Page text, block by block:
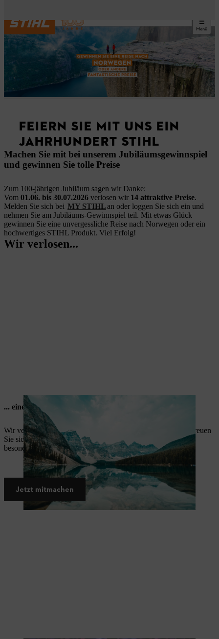
Menü
FEIERN SIE MIT UNS EIN
JAHRHUNDERT STIHL
Machen Sie mit bei unserem Jubiläumsgewinnspiel
und gewinnen Sie tolle Preise
Zum 100‑jährigen Jubiläum sagen wir Danke:
Vom 01.06. bis 30.07.2026 verlosen wir 14 attraktive Preise.
Melden Sie sich bei MY STIHLan oder loggen Sie sich ein und
nehmen Sie am Jubiläums‑Gewinnspiel teil. Mit etwas Glück
gewinnen Sie eine unvergessliche Reise nach Norwegen oder ein
hochwertiges STIHL Produkt. Viel Erfolg!
Wir verlosen...
... eine Reise nach norwegen
Wir verlosen eine Reise für zwei Personen nach Norwegen. Freuen
Sie sich auf beeindruckende Natur, weite Landschaften und
besondere Eindrücke fernab des Alltags.
Jetzt mitmachen